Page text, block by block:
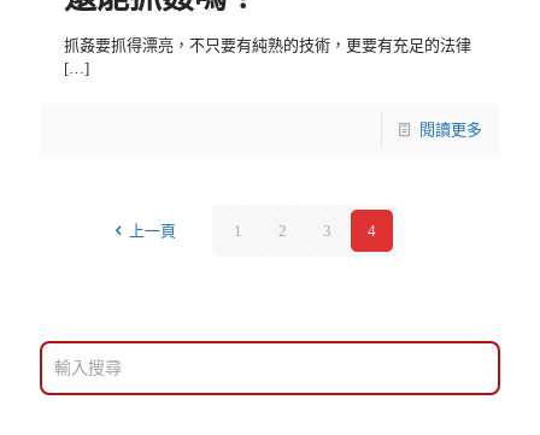
抓姦要抓得漂亮，不只要有純熟的技術，更要有充足的法律
[…]
閱讀更多
上一頁 1 2 3 4